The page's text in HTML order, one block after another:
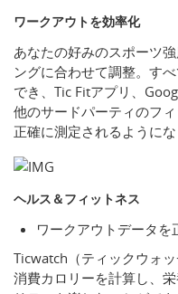
ワークアウトを効率化
あなたの好みのスポーツ
ングに合わせて調整。す
でき、Tic Fitアプリ、
他のサードパーティのフ
正確に測定されるようにな
ヘルス＆フィットネス
ワークアウトデータを
Ticwatch（ティックウォッ
消費カロリーを計算し、